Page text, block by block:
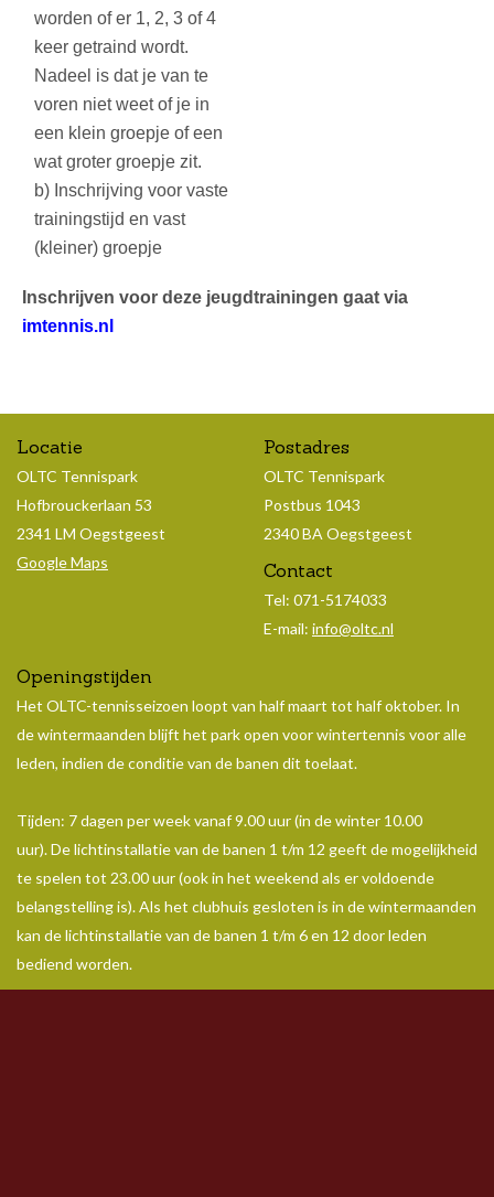
worden of er 1, 2, 3 of 4
keer getraind wordt.
Nadeel is dat je van te
voren niet weet of je in
een klein groepje of een
wat groter groepje zit.
b) Inschrijving voor vaste
trainingstijd en vast
(kleiner) groepje
Inschrijven voor deze jeugdtrainingen gaat via
imtennis.nl
Locatie
OLTC Tennispark
Hofbrouckerlaan 53
2341 LM Oegstgeest
Google Maps
Postadres
OLTC Tennispark
Postbus 1043
2340 BA Oegstgeest
Contact
Tel: 071-5174033
E-mail: info@oltc.nl
Openingstijden
Het OLTC-tennisseizoen loopt van half maart tot half oktober. In
de wintermaanden blijft het park open voor wintertennis voor alle
leden, indien de conditie van de banen dit toelaat.
Tijden: 7 dagen per week vanaf 9.00 uur (in de winter 10.00
uur). De lichtinstallatie van de banen 1 t/m 12 geeft de mogelijkheid
te spelen tot 23.00 uur (ook in het weekend als er voldoende
belangstelling is). Als het clubhuis gesloten is in de wintermaanden
kan de lichtinstallatie van de banen 1 t/m 6 en 12 door leden
bediend worden.